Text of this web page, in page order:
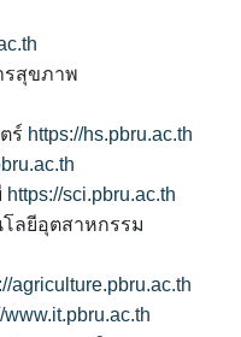
รสุขภาพ
ร์ https://hs.pbru.ac.th
https://sci.pbru.ac.th
ลยีอุตสาหกรรม
agriculture.pbru.ac.th
www.it.pbru.ac.th